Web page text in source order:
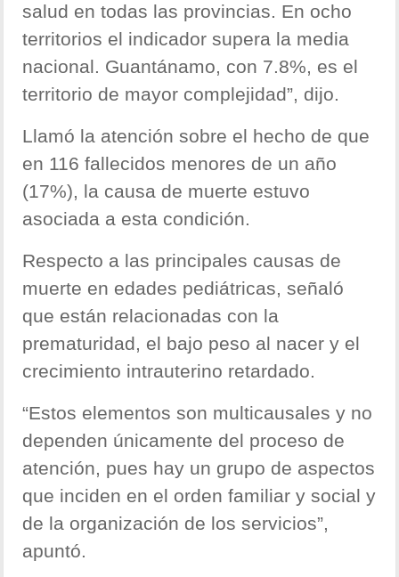
salud en todas las provincias. En ocho
territorios el indicador supera la media
nacional. Guantánamo, con 7.8%, es el
territorio de mayor complejidad”, dijo.
Llamó la atención sobre el hecho de que
en 116 fallecidos menores de un año
(17%), la causa de muerte estuvo
asociada a esta condición.
Respecto a las principales causas de
muerte en edades pediátricas, señaló
que están relacionadas con la
prematuridad, el bajo peso al nacer y el
crecimiento intrauterino retardado.
“Estos elementos son multicausales y no
dependen únicamente del proceso de
atención, pues hay un grupo de aspectos
que inciden en el orden familiar y social y
de la organización de los servicios”,
apuntó.